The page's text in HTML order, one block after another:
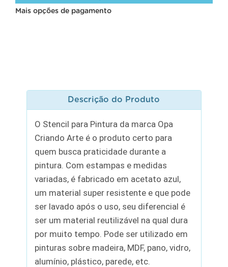
Mais opções de pagamento
Descrição do Produto
O Stencil para Pintura da marca Opa
Criando Arte é o produto certo para
quem busca praticidade durante a
pintura. Com estampas e medidas
variadas, é fabricado em acetato azul,
um material super resistente e que pode
ser lavado após o uso, seu diferencial é
ser um material reutilizável na qual dura
por muito tempo. Pode ser utilizado em
pinturas sobre madeira, MDF, pano, vidro,
alumínio, plástico, parede, etc.